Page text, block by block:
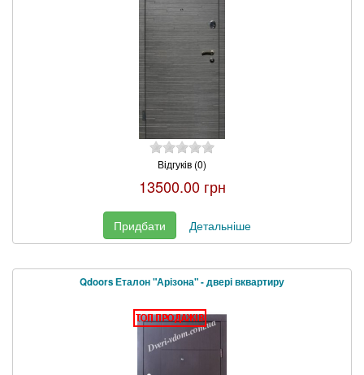
Відгуків (0)
13500.00 грн
Придбати Детальніше
Qdoors Еталон "Арізона" - двері вквартиру